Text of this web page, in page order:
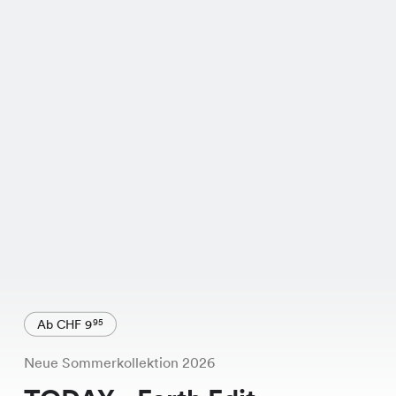
Ab CHF 995
Neue Sommerkollektion 2026